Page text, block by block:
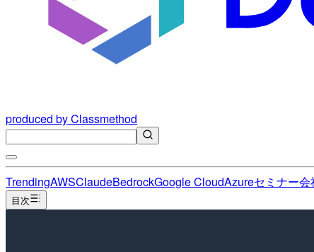
produced by Classmethod
TrendingAWSClaudeBedrockGoogle CloudAzureセミナー会
目次